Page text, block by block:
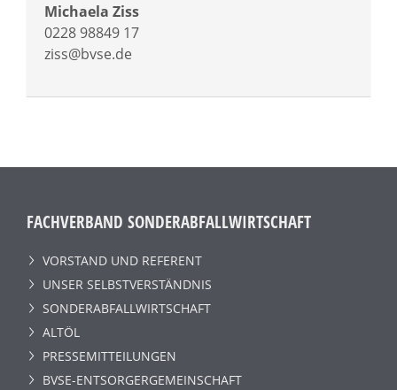
Michaela Ziss
0228 98849 17
ziss@bvse.de
FACHVERBAND SONDERABFALLWIRTSCHAFT
VORSTAND UND REFERENT
UNSER SELBSTVERSTÄNDNIS
SONDERABFALLWIRTSCHAFT
ALTÖL
PRESSEMITTEILUNGEN
BVSE-ENTSORGERGEMEINSCHAFT